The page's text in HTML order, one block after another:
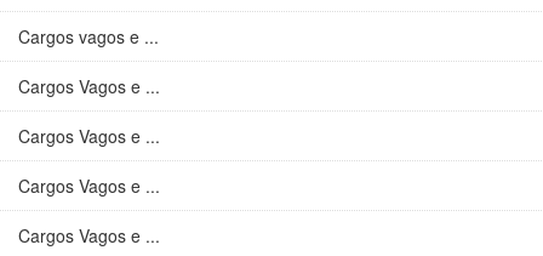
Cargos vagos e ...
Cargos Vagos e ...
Cargos Vagos e ...
Cargos Vagos e ...
Cargos Vagos e ...